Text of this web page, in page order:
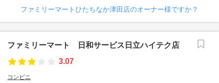
ファミリーマートひたちなか津田店のオーナー様ですか？
ファミリーマート 日和サービス日立ハイテク店
3.07
コンビニ